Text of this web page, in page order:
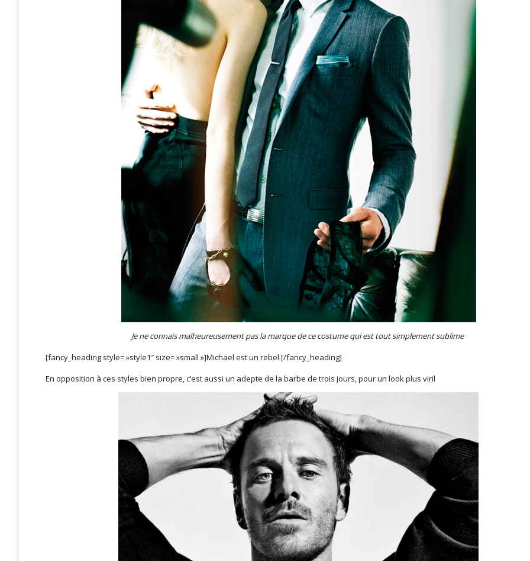
Je ne connais malheureusement pas la marque de ce costume qui est tout simplement sublime
[fancy_heading style= »style1″ size= »small »]Michael est un rebel [/fancy_heading]
En opposition à ces styles bien propre, c’est aussi un adepte de la barbe de trois jours, pour un look plus viril